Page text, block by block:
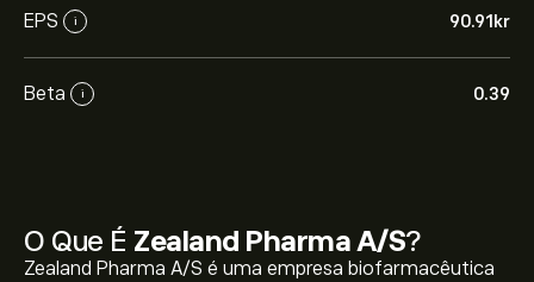
EPS i 90.91‎kr‎
Beta i 0.39
O Que É Zealand Pharma A/S?
Zealand Pharma A/S é uma empresa biofarmacêutica